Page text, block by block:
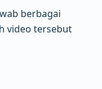
berbagai
video tersebut